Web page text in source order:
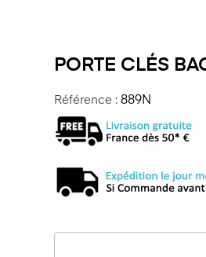
PORTE CLÉS
Référence : 889N